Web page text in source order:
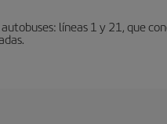
líneas 1 y 21, que